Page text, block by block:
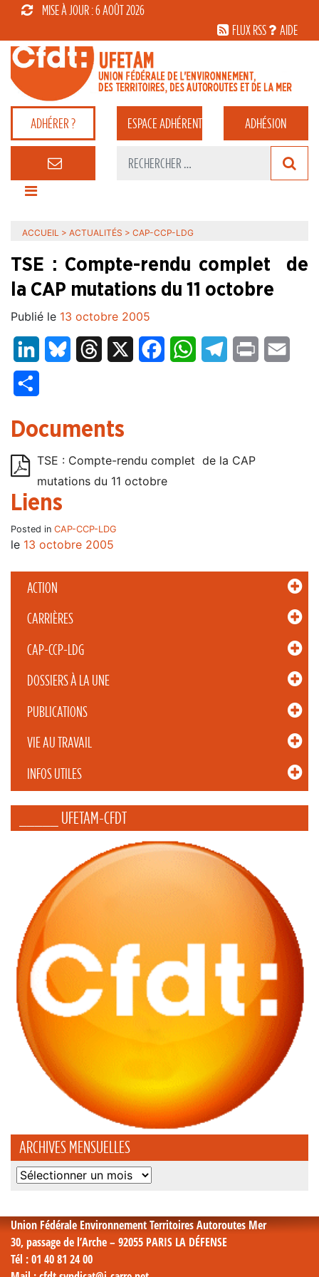
MISE À JOUR : 6 AOÛT 2026
FLUX RSS
AIDE
ADHÉRER ? ESPACEADHÉRENT ADHÉSION
ACTION
CARRIÈRES
CAP-CCP-LDG
DOSSIERS À LA UNE
PUBLICATIONS
VIE AU TRAVAIL
INFOS UTILES
_____ UFETAM-CFDT
ARCHIVES MENSUELLES
Archives
ACCUEIL > ACTUALITÉS > CAP-CCP-LDG
TSE : Compte-rendu complet de
la CAP mutations du 11 octobre
Publié le 13 octobre 2005
LinkedInBluesky Threads FacebookWhatsAppTelegram
Print
Documents
TSE : Compte-rendu complet de la CAP
mutations du 11 octobre
Liens
Posted in CAP-CCP-LDG
le 13 octobre 2005
Union Fédérale Environnement Territoires Autoroutes Mer
30, passage de l’Arche – 92055 PARIS LA DÉFENSE
Tél : 01 40 81 24 00